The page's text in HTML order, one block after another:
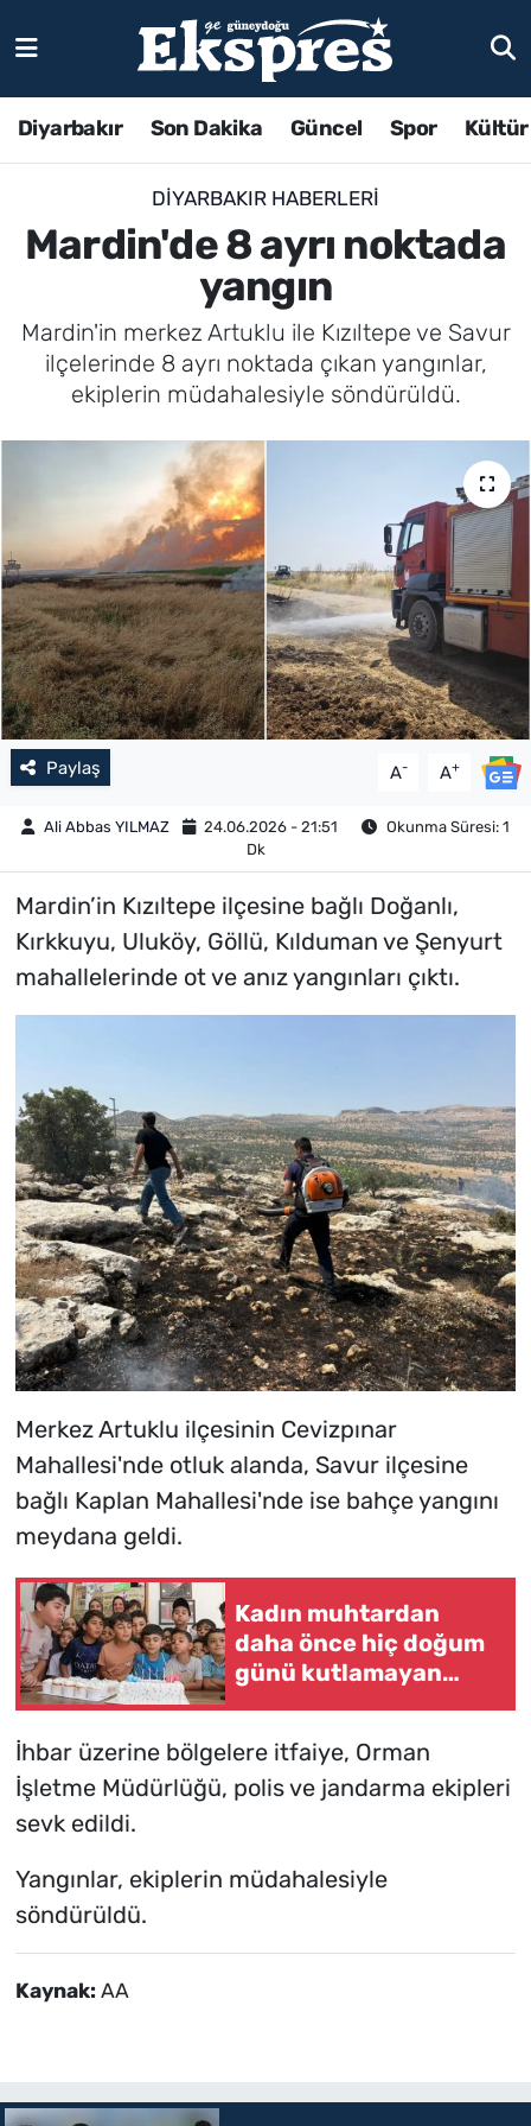
Diyarbakır Son Dakika Güncel Spor
DIYARBAKIR HABERLERI
Mardin'de 8 ayrı noktada
yangın
Mardin'in merkez Artuklu ile Kızıltepe ve Savur
ilçelerinde 8 ayrı noktada çıkan yangınlar,
ekiplerin müdahalesiyle söndürüldü.
Paylaş A- A+
Ali Abbas YILMAZ 24.06.2026 - 21:51
Okunma Süresi: 1
Dk
Mardin’in Kızıltepe ilçesine bağlı Doğanlı,
Kırkkuyu, Uluköy, Göllü, Kılduman ve Şenyurt
mahallelerinde ot ve anız yangınları çıktı.
Merkez Artuklu ilçesinin Cevizpınar
Mahallesi'nde otluk alanda, Savur ilçesine
bağlı Kaplan Mahallesi'nde ise bahçe yangını
meydana geldi.
Kadın muhtardan
daha önce hiç doğum
günü kutlamayan
İhbar üzerine bölgelere itfaiye, Orman
İşletme Müdürlüğü, polis ve jandarma ekipleri
sevk edildi.
Yangınlar, ekiplerin müdahalesiyle
söndürüldü.
Kaynak: AA